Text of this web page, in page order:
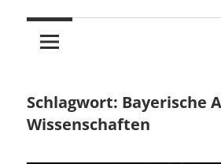
Beirat
im
Mittelstand
(AiM)
mittelständischen
Familienunternehmen,
Private
Equity-
Schlagwort: Bayerische
Wissenschaften